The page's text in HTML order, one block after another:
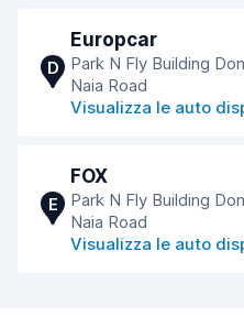
D
Europcar
Park N Fly Building
Naia Road
Visualizza le auto
E
FOX
Park N Fly Building
Naia Road
Visualizza le auto